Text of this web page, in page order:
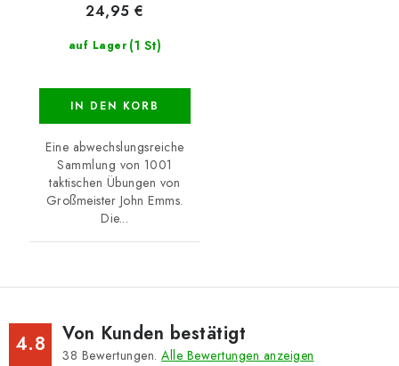
auf Lager (1 St)
24,95 €
IN DEN KORB
Eine abwechslungsreiche
Sammlung von 1001
taktischen Übungen von
Großmeister John Emms.
Die...
4.8 Von Kunden bestätigt
38 Bewertungen. Alle Bewertungen anzeigen